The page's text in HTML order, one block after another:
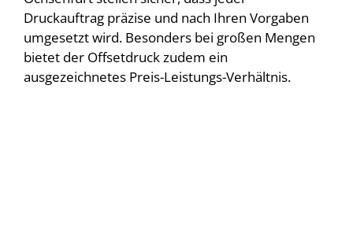
Druckauftrag präzise und nach Ihren Vorgaben
umgesetzt wird. Besonders bei großen Mengen
bietet der Offsetdruck zudem ein
ausgezeichnetes Preis-Leistungs-Verhältnis.